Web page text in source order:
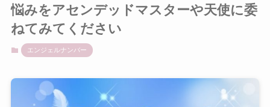
悩みをアセンデッドマスターや天使に委
ねてみてください
エンジェルナンバー